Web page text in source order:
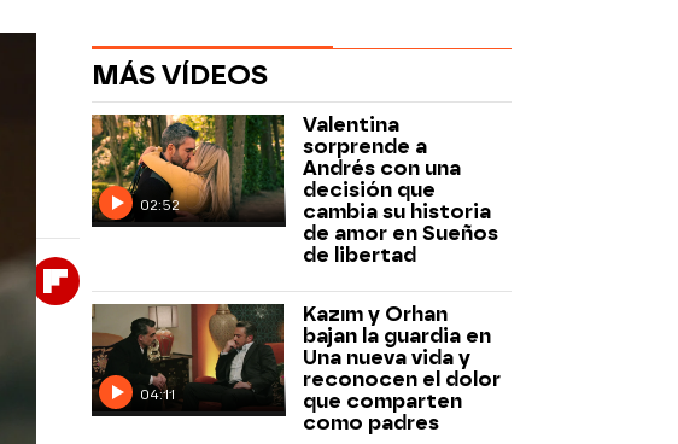
X Flipboard
MÁS VÍDEOS
02:52
Valentina
sorprende a
Andrés con una
decisión que
cambia su historia
de amor en Sueños
de libertad
04:11
Kazım y Orhan
bajan la guardia en
Una nueva vida y
reconocen el dolor
que comparten
como padres